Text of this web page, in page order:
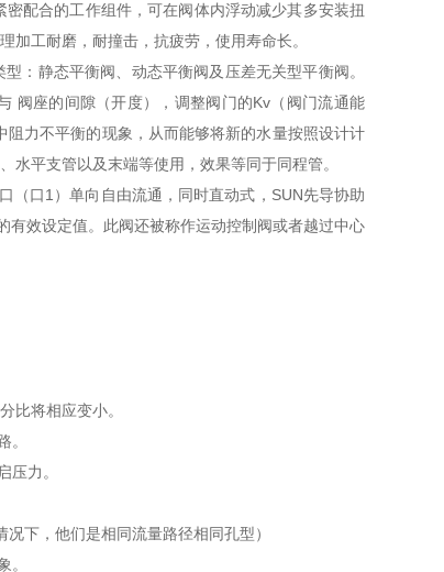
配合的工作组件，可在阀体内浮动减少其多安装扭
工耐磨，耐撞击，抗疲劳，使用寿命长。
：静态平衡阀、动态平衡阀及压差无关型平衡阀。
阀座的间隙（开度），调整阀门的Kv（阀门流通能
力不平衡的现象，从而能够将新的水量按照设计计
平支管以及末端等使用，效果等同于同程管。
（口1）单向自由流通，同时直动式，SUN先导协助
效设定值。此阀还被称作运动控制阀或者越过中心
比将相应变小。
。
压力。
下，他们是相同流量路径相同孔型）
。